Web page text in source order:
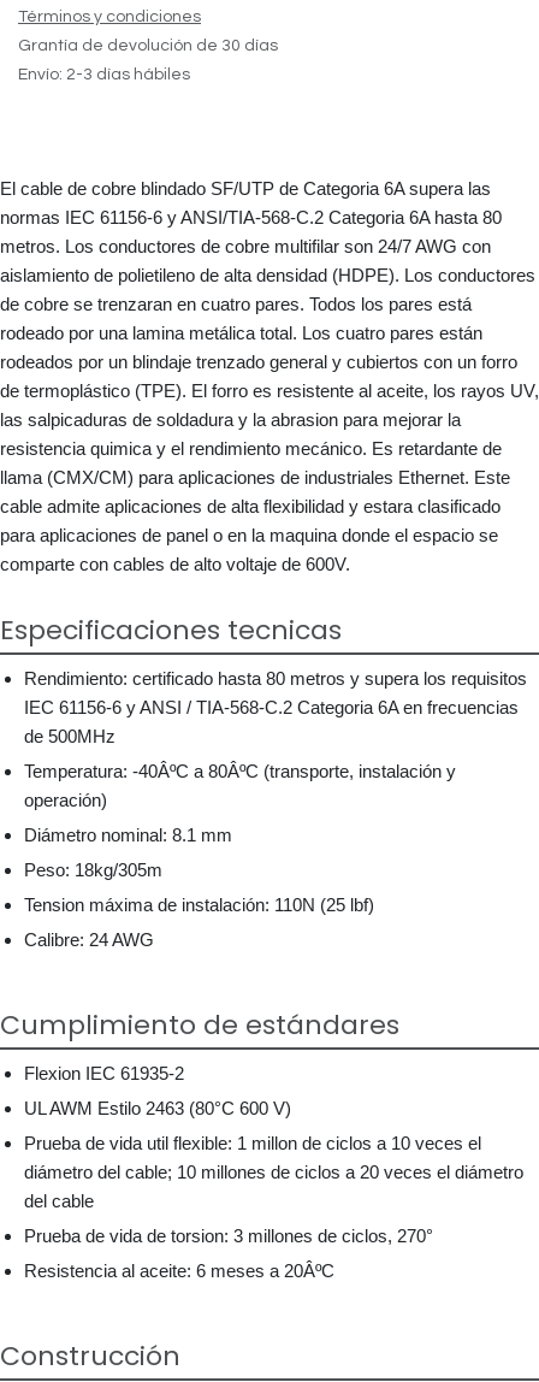
Términos y condiciones
Grantía de devolución de 30 días
Envío: 2-3 días hábiles
El cable de cobre blindado SF/UTP de Categoria 6A supera las
normas IEC 61156-6 y ANSI/TIA-568-C.2 Categoria 6A hasta 80
metros. Los conductores de cobre multifilar son 24/7 AWG con
aislamiento de polietileno de alta densidad (HDPE). Los conductores
de cobre se trenzaran en cuatro pares. Todos los pares está
rodeado por una lamina metálica total. Los cuatro pares están
rodeados por un blindaje trenzado general y cubiertos con un forro
de termoplástico (TPE). El forro es resistente al aceite, los rayos UV,
las salpicaduras de soldadura y la abrasion para mejorar la
resistencia quimica y el rendimiento mecánico. Es retardante de
llama (CMX/CM) para aplicaciones de industriales Ethernet. Este
cable admite aplicaciones de alta flexibilidad y estara clasificado
para aplicaciones de panel o en la maquina donde el espacio se
comparte con cables de alto voltaje de 600V.
Especificaciones tecnicas
Rendimiento: certificado hasta 80 metros y supera los requisitos
IEC 61156-6 y ANSI / TIA-568-C.2 Categoria 6A en frecuencias
de 500MHz
Temperatura: -40ÂºC a 80ÂºC (transporte, instalación y
operación)
Diámetro nominal: 8.1 mm
Peso: 18kg/305m
Tension máxima de instalación: 110N (25 lbf)
Calibre: 24 AWG
Cumplimiento de estándares
Flexion IEC 61935-2
UL AWM Estilo 2463 (80°C 600 V)
Prueba de vida util flexible: 1 millon de ciclos a 10 veces el
diámetro del cable; 10 millones de ciclos a 20 veces el diámetro
del cable
Prueba de vida de torsion: 3 millones de ciclos, 270°
Resistencia al aceite: 6 meses a 20ÂºC
Construcción